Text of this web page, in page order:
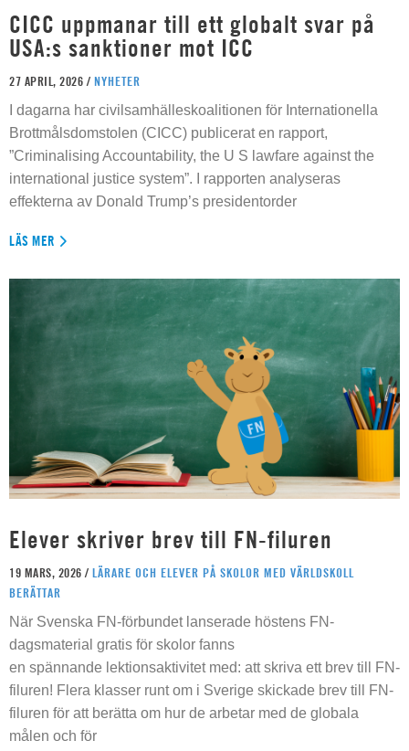
CICC uppmanar till ett globalt svar på
USA:s sanktioner mot ICC
27 APRIL, 2026 / NYHETER
I dagarna har civilsamhälleskoalitionen för Internationella
Brottmålsdomstolen (CICC) publicerat en rapport,
”Criminalising Accountability, the U S lawfare against the
international justice system”. I rapporten analyseras
effekterna av Donald Trump’s presidentorder
LÄS MER
Elever skriver brev till FN-filuren
19 MARS, 2026 / LÄRARE OCH ELEVER PÅ SKOLOR MED VÄRLDSKOLL
BERÄTTAR
När Svenska FN-förbundet lanserade höstens FN-
dagsmaterial gratis för skolor fanns
en spännande lektionsaktivitet med: att skriva ett brev till FN-
filuren! Flera klasser runt om i Sverige skickade brev till FN-
filuren för att berätta om hur de arbetar med de globala
målen och för